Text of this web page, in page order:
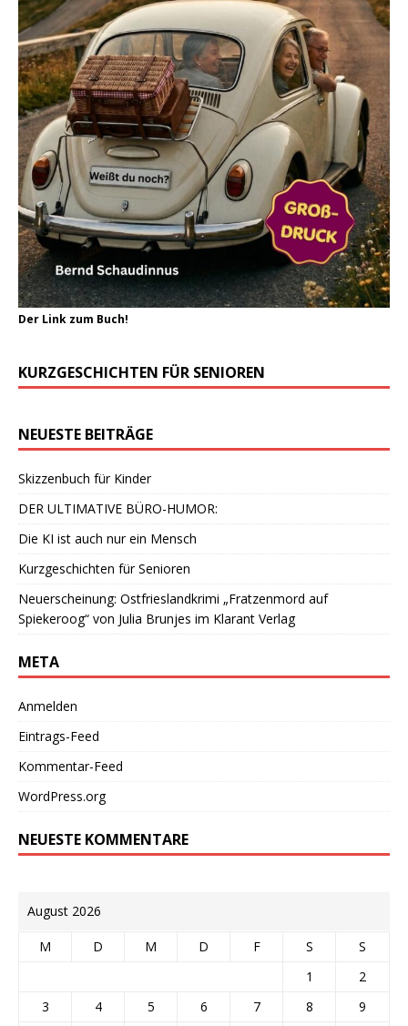
Der Link zum Buch!
KURZGESCHICHTEN FÜR SENIOREN
NEUESTE BEITRÄGE
Skizzenbuch für Kinder
DER ULTIMATIVE BÜRO-HUMOR:
Die KI ist auch nur ein Mensch
Kurzgeschichten für Senioren
Neuerscheinung: Ostfrieslandkrimi „Fratzenmord auf
Spiekeroog“ von Julia Brunjes im Klarant Verlag
META
Anmelden
Eintrags-Feed
Kommentar-Feed
WordPress.org
NEUESTE KOMMENTARE
August 2026
M D M D F S
S
1
2
3
4 5 6 7 8
9